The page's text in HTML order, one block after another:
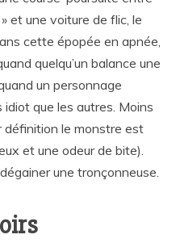
et une voiture de flic, le
cette épopée en apnée,
quelqu’un balance une
un personnage
idiot que les autres. Moins
définition le monstre est
et une odeur de bite).
une tronçonneuse.